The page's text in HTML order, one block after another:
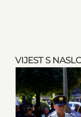
VIJEST S